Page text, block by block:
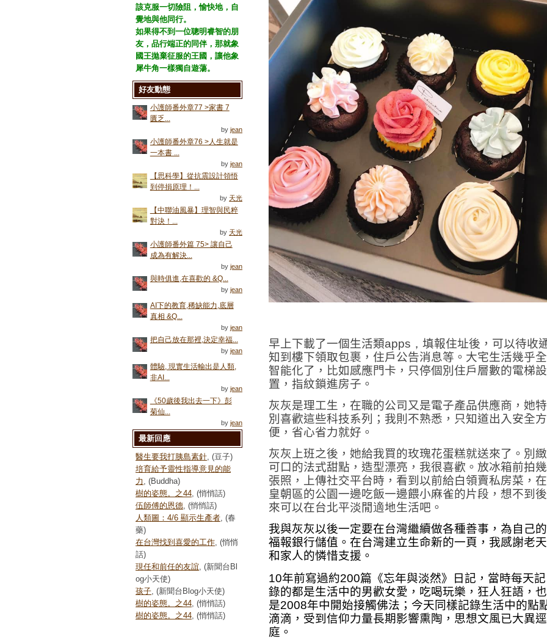
早上下載了一個生活類apps ， 填報住址後，可以待收
知到樓下領取包裹，住戶公告消息等。大宅生活幾乎全
智能化了，比如感應門卡，只停個別住戶層數的電梯設
置，指紋鎖進房子。
灰灰是理工生 ，在職的公司又是電子產品供應商，她特
別喜歡這些科技系列；我則不熟悉，只知道出入安全方
便，省心省力就好。
灰灰上班之後，她給我買的玫瑰花蛋糕就送來了。別緻
可口的法式甜點，造型漂亮，我很喜歡。放冰箱前拍幾
張照，上傳社交平台時，看到以前給白領賣私房菜，在
皇朝區的公園一邊吃飯一邊餵小麻雀的片段，想不到後
來可以在台北平淡閒適地生活吧。
我與灰灰以後一定要在台灣繼續做各種善事 ，為自己的
福報銀行儲值 。 在台灣建立生命新的一頁，我感謝老天
和家人的憐惜支援。
10年前寫過約200篇 《忘年與淡然》日記，當時每天記
錄的都是生活中的男歡女愛，吃喝玩樂，狂人狂語，也
是2008年中開始接觸佛法；今天同樣記錄生活中的點
滴滴，受到信仰力量長期影響熏陶，思想文風已大異逕
庭。
該克服一切險阻，愉快地，自
覺地與他同行。
如果得不到一位聰明睿智的朋
友，品行端正的同伴，那就象
國王拋棄征服的王國，讓他象
犀牛角一樣獨自遊蕩。
好友動態
小護師番外章77 >家書 7
匱乏...
byjean
小護師番外章76 >人生就是
一本書 ...
byjean
【思科學】從抗震設計領悟
到停損原理！...
by 天光
【中聯油風暴】理智與民粹
對決！...
by 天光
小護師番外篇 75> 讓自己
成為有解決...
byjean
與時俱進,在喜歡的 &Q...
byjean
AI下的教育,稀缺能力,底層
真相 &Q...
byjean
把自己放在那裡,決定幸福...
byjean
體驗, 現實生活輸出是人類,
非AI...
byjean
《50歲後我出去一下》彭
菊仙...
byjean
最新回應
醫生要我打胰島素針 , (豆子)
培育給予靈性指導意見的能
力
, (Buddha)
樹的姿態。之44 , (悄悄話)
伍師傅的恩德 , (悄悄話)
人類圖：4/6 顯示生產者 , (春
藥)
在台灣找到喜愛的工作 , (悄悄
話)
現任和前任的友誼 , (新聞台Bl
og小天使)
孩子 , (新聞台Blog小天使)
樹的姿態。之44 , (悄悄話)
樹的姿態。之44 , (悄悄話)